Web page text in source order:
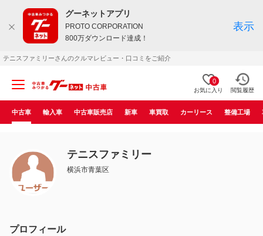
グーネットアプリ
PROTO CORPORATION
800万ダウンロード達成！
表示
テニスファミリーさんのクルマレビュー・口コミをご紹介
0
お気に入り 閲覧履歴
中古車 輸入車 中古車販売店 新車 車買取 カーリース 整備工場
テニスファミリー
横浜市青葉区
プロフィール